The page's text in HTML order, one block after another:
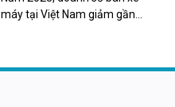
máy tại Việt Nam giảm gần